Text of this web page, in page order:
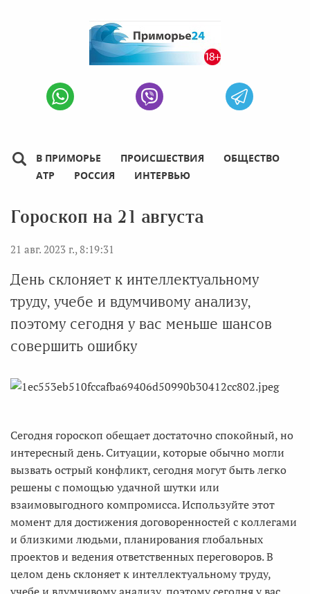
В ПРИМОРЬЕ ПРОИСШЕСТВИЯ
ОБЩЕСТВО
АТР
РОССИЯ ИНТЕРВЬЮ
Гороскоп на 21 августа
21 авг. 2023 г., 8:19:31
День склоняет к интеллектуальному
труду, учебе и вдумчивому анализу,
поэтому сегодня у вас меньше шансов
совершить ошибку
Сегодня гороскоп обещает достаточно спокойный, но
интересный день. Ситуации, которые обычно могли
вызвать острый конфликт, сегодня могут быть легко
решены с помощью удачной шутки или
взаимовыгодного компромисса. Используйте этот
момент для достижения договоренностей с коллегами
и близкими людьми, планирования глобальных
проектов и ведения ответственных переговоров. В
целом день склоняет к интеллектуальному труду,